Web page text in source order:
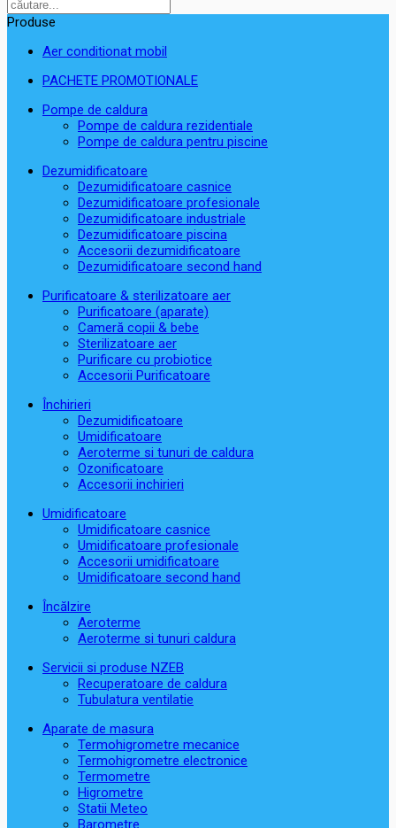
Produse
Aer conditionat mobil
PACHETE PROMOTIONALE
Pompe de caldura
Pompe de caldura rezidentiale
Pompe de caldura pentru piscine
Dezumidificatoare
Dezumidificatoare casnice
Dezumidificatoare profesionale
Dezumidificatoare industriale
Dezumidificatoare piscina
Accesorii dezumidificatoare
Dezumidificatoare second hand
Purificatoare & sterilizatoare aer
Purificatoare (aparate)
Cameră copii & bebe
Sterilizatoare aer
Purificare cu probiotice
Accesorii Purificatoare
Închirieri
Dezumidificatoare
Umidificatoare
Aeroterme si tunuri de caldura
Ozonificatoare
Accesorii inchirieri
Umidificatoare
Umidificatoare casnice
Umidificatoare profesionale
Accesorii umidificatoare
Umidificatoare second hand
Încălzire
Aeroterme
Aeroterme si tunuri caldura
Servicii si produse NZEB
Recuperatoare de caldura
Tubulatura ventilatie
Aparate de masura
Termohigrometre mecanice
Termohigrometre electronice
Termometre
Higrometre
Statii Meteo
Barometre